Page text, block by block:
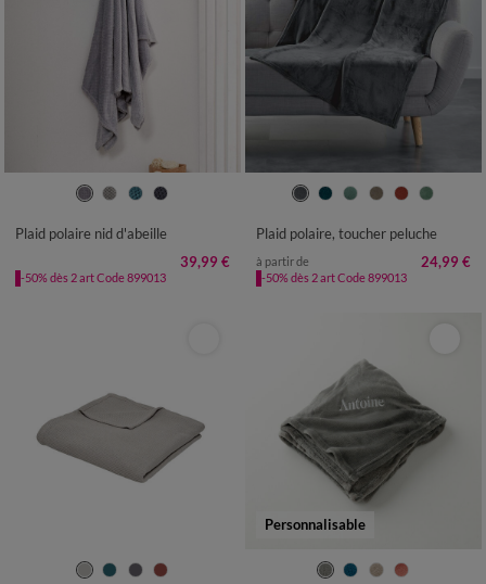
Plaid polaire nid d'abeille
39,99 €
-50% dès 2 art Code 899013
Plaid polaire, toucher peluche
à partir de 24,99 €
-50% dès 2 art Code 899013
Personnalisable